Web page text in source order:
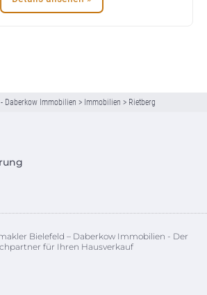
Daberkow Immobilien > Immobilien > Rietberg
Bielefeld – Daberkow Immobilien - Der
für Ihren Hausverkauf